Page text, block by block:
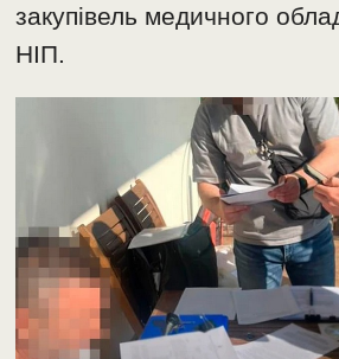
закупівель медичного
НІП.